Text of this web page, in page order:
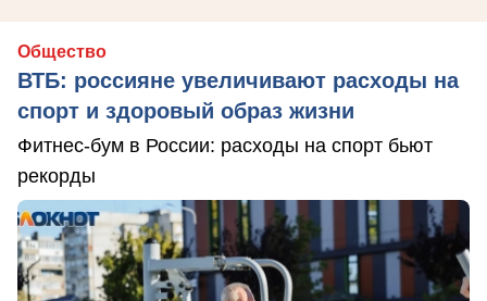
Общество
ВТБ: россияне увеличивают расходы на
спорт и здоровый образ жизни
Фитнес-бум в России: расходы на спорт бьют
рекорды